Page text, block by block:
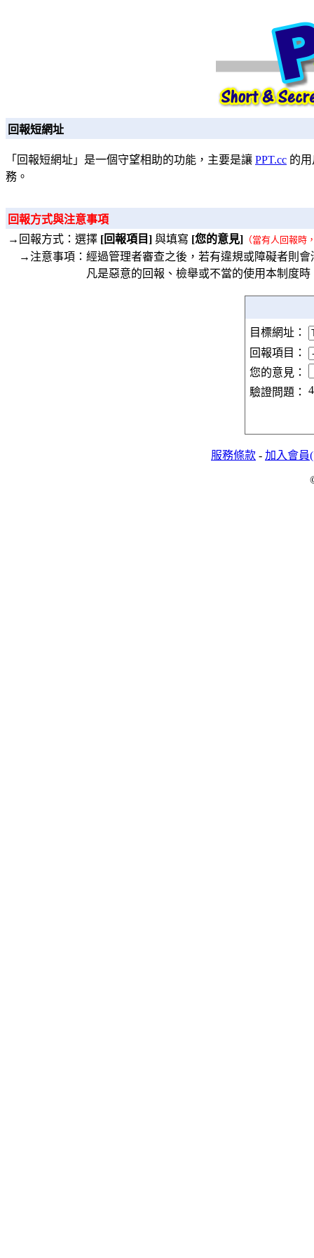
回報短網址
「回報短網址」是一個守望相助的功能，主要是讓 PPT.cc 的
務。
回報方式與注意事項
→回報方式：選擇 [回報項目] 與填寫 [您的意見] （當有人回報時
→注意事項：經過管理者審查之後，若有違規或障礙者則
凡是惡意的回報、檢舉或不當的使用本制度時，
目標網址：
回報項目：
您的意見：
驗證問題：
服務條款 - 加入會員